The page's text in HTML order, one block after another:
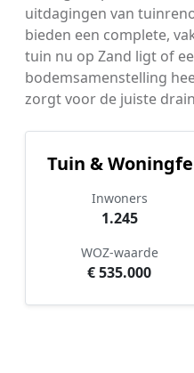
uitdagingen van
bieden een complete,
tuin nu op Zand ligt of
bodemsamenstelling
zorgt voor de juiste
Tuin &
Inwoners
1.245
WOZ-waarde
€ 535.000